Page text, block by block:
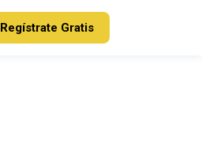
Regístrate Gratis